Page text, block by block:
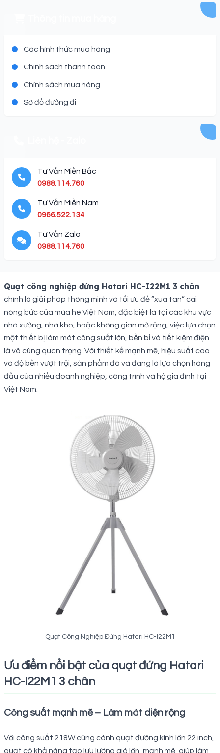
Các hình thức mua hàng
Chính sách thanh toán
Chính sách mua hàng
Sơ đồ đường đi
Tư Vấn Miền Bắc
0988.114.760
Tư Vấn Miền Nam
0966.522.134
Tư Vấn Zalo
0988.114.760
Description
Quạt công nghiệp đứng Hatari HC-I22M1 3 chân
chính là giải pháp thông minh và tối ưu để “xua tan” cái
nóng bức của mùa hè Việt Nam, đặc biệt là tại các khu vực
nhà xưởng, nhà kho, hoặc không gian mở rộng, việc lựa chọn
một thiết bị làm mát công suất lớn, bền bỉ và tiết kiệm điện
là vô cùng quan trọng. Với thiết kế mạnh mẽ, hiệu suất cao
và độ bền vượt trội, sản phẩm đã và đang là lựa chọn hàng
đầu của nhiều doanh nghiệp, công trình và hộ gia đình tại
Việt Nam.
Quạt Công Nghiệp Đứng Hatari HC-I22M1
Ưu điểm nổi bật của quạt đứng Hatari
HC-I22M1 3 chân
Công suất mạnh mẽ – Làm mát diện rộng
Với công suất 218W cùng cánh quạt đường kính lớn 22 inch,
quạt có khả năng tạo lưu lượng gió lớn, mạnh mẽ, giúp làm